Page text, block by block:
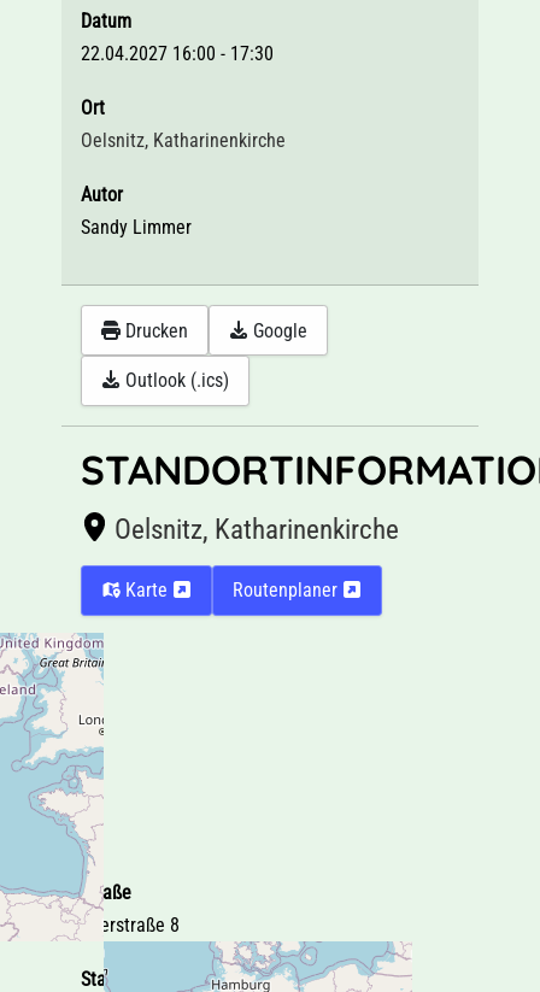
Datum
22.04.2027 16:00 - 17:30
Ort
Oelsnitz, Katharinenkirche
Autor
Sandy Limmer
Drucken Google
Outlook (.ics)
Oelsnitz, Katharinenkirche
Karte Routenplaner
Straße
Egerstraße 8
Stadt